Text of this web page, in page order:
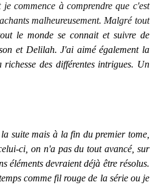
commence à comprendre que c'est
malheureusement. Malgré tout
le monde se connait et suivre de
et Delilah. J'ai aimé également la
richesse des différentes intrigues. Un
suite mais à la fin du premier tome,
ci, on n'a pas du tout avancé, sur
éléments devraient déjà être résolus.
comme fil rouge de la série ou je